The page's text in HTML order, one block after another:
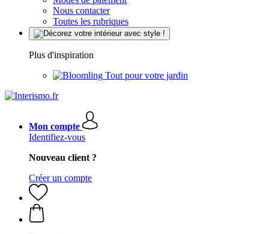
Nous contacter
Toutes les rubriques
Plus d'inspiration
Tout pour votre jardin
Mon compte
Identifiez-vous
Nouveau client ?
Créer un compte